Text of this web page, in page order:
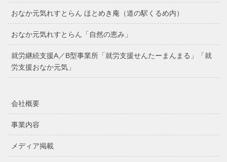
おなか元気れすとらん ほとめき庵（道の駅くるめ内）
おなか元気れすとらん「自然の恵み」
就労継続支援A／B型事業所「就労支援せんたーまんまる」「就
労支援おなか元気」
会社概要
事業内容
メディア掲載